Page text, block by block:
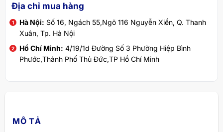
Địa chỉ mua hàng
Hà Nội: Số 16, Ngách 55,Ngõ 116 Nguyễn Xiển, Q. Thanh
Xuân, Tp. Hà Nội
Hồ Chí Minh: 4/19/1d Đường Số 3 Phường Hiệp Bình
Phước,Thành Phố Thủ Đức,TP Hồ Chí Minh
MÔ TẢ